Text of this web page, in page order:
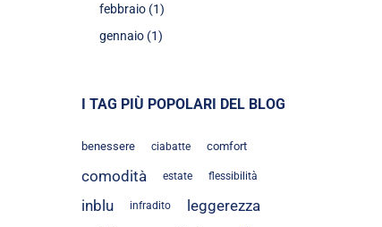
febbraio (1)
gennaio (1)
I TAG PIÙ POPOLARI DEL BLOG
benessere ciabatte comfort
comodità estate flessibilità
inblu infradito leggerezza